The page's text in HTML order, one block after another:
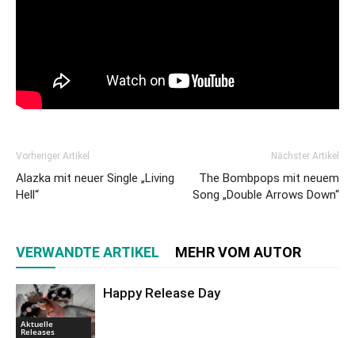
Vorheriger Artikel
Alazka mit neuer Single „Living
Hell“
Nächster Artikel
The Bombpops mit neuem
Song „Double Arrows Down“
VERWANDTE ARTIKEL MEHR VOM AUTOR
Aktuelle
Releases
Happy Release Day